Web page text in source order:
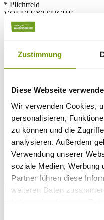
Zustimmung
Diese Webseite
Wir verwenden Cookies,
personalisieren,
zu können und die
analysieren. Außerdem
Verwendung unserer
soziale Medien, Werbung
Partner führen diese
weiteren Daten
* Plichtfeld
VOLLTEXTSUCHE
WETTER &
Heute
Teilweise Wolkig27°C
Morgen
Mo 10.08
29°C
Wassertemperatur
26°C Waginger Segelclub
26°C Campingplatz Gut Horn
26°CStrandbad Seeteufel
WEBCAM